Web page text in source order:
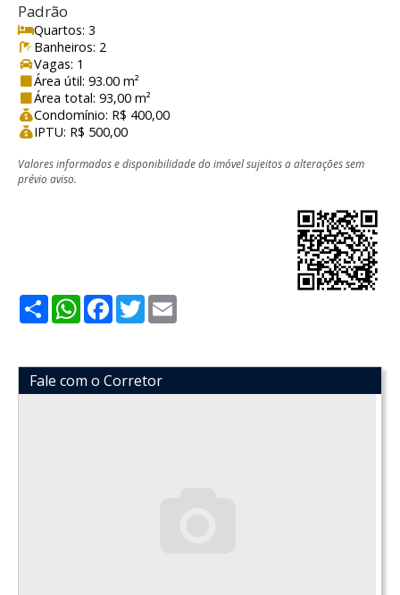
Padrão
Quartos: 3
Banheiros: 2
Vagas: 1
Área útil: 93.00 m²
Área total: 93,00 m²
Condomínio: R$ 400,00
IPTU: R$ 500,00
Valores informados e disponibilidade do imóvel sujeitos a alterações sem
prévio aviso.
ShareWhatsApp
Facebook
Twitter
Fale com o Corretor